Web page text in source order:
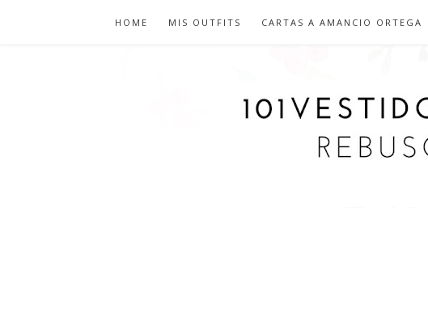
HOME MIS OUTFITS CARTAS A AMANCIO ORTEGA